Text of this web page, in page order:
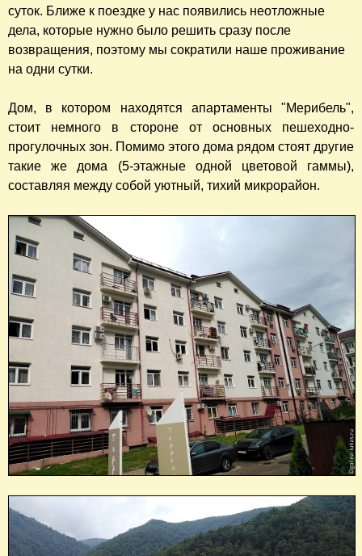
суток. Ближе к поездке у нас появились неотложные
дела, которые нужно было решить сразу после
возвращения, поэтому мы сократили наше проживание
на одни сутки.
Дом, в котором находятся апартаменты "Мерибель",
стоит немного в стороне от основных пешеходно-
прогулочных зон. Помимо этого дома рядом стоят другие
такие же дома (5-этажные одной цветовой гаммы),
составляя между собой уютный, тихий микрорайон.